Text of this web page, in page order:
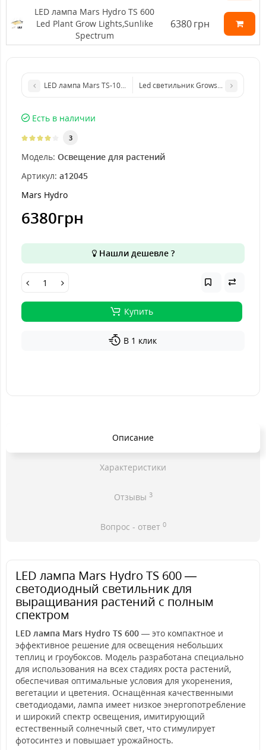
LED лампа Mars Hydro TS 600
Led Plant Grow Lights,Sunlike
Spectrum
6380 грн
LED лампа Mars TS-1000 LED Full Spectrum Hydroponic LED
Led светильник Growstar 200W
Есть в наличии
3
Модель: Освещение для растений
Артикул: a12045
Mars Hydro
6380грн
Нашли дешевле ?
Купить
В 1 клик
Описание
Характеристики
Отзывы 3
Вопрос - ответ 0
LED лампа Mars Hydro TS 600 —
светодиодный светильник для
выращивания растений с полным
спектром
LED лампа Mars Hydro TS 600 — это компактное и
эффективное решение для освещения небольших
теплиц и гроубоксов. Модель разработана специально
для использования на всех стадиях роста растений,
обеспечивая оптимальные условия для укоренения,
вегетации и цветения. Оснащённая качественными
светодиодами, лампа имеет низкое энергопотребление
и широкий спектр освещения, имитирующий
естественный солнечный свет, что стимулирует
фотосинтез и повышает урожайность.